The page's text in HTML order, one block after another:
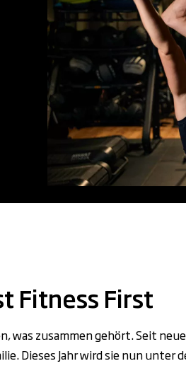
Fitness First
was zusammen gehört. Seit
Dieses Jahr wird sie nun unter